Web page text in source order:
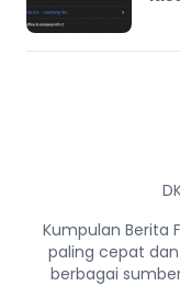
Kumpulan Berita
paling cepat
berbagai